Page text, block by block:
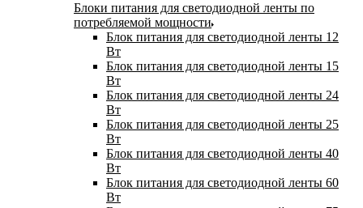
Блоки питания для светодиодной ленты по
потребляемой мощности
Блок питания для светодиодной ленты 12
Вт
Блок питания для светодиодной ленты 15
Вт
Блок питания для светодиодной ленты 24
Вт
Блок питания для светодиодной ленты 25
Вт
Блок питания для светодиодной ленты 40
Вт
Блок питания для светодиодной ленты 60
Вт